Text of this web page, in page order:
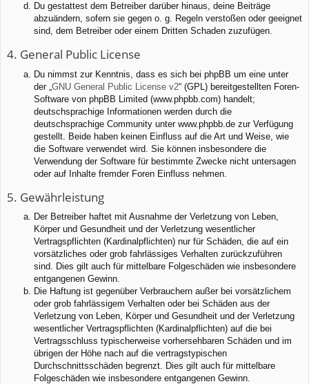
Du gestattest dem Betreiber darüber hinaus, deine Beiträge
abzuändern, sofern sie gegen o. g. Regeln verstoßen oder geeignet
sind, dem Betreiber oder einem Dritten Schaden zuzufügen.
4. General Public License
Du nimmst zur Kenntnis, dass es sich bei phpBB um eine unter
der „ GNU General Public License v2“ (GPL) bereitgestellten Foren-
Software von phpBB Limited (www.phpbb.com) handelt;
deutschsprachige Informationen werden durch die
deutschsprachige Community unter www.phpbb.de zur Verfügung
gestellt. Beide haben keinen Einfluss auf die Art und Weise, wie
die Software verwendet wird. Sie können insbesondere die
Verwendung der Software für bestimmte Zwecke nicht untersagen
oder auf Inhalte fremder Foren Einfluss nehmen.
5. Gewährleistung
Der Betreiber haftet mit Ausnahme der Verletzung von Leben,
Körper und Gesundheit und der Verletzung wesentlicher
Vertragspflichten (Kardinalpflichten) nur für Schäden, die auf ein
vorsätzliches oder grob fahrlässiges Verhalten zurückzuführen
sind. Dies gilt auch für mittelbare Folgeschäden wie insbesondere
entgangenen Gewinn.
Die Haftung ist gegenüber Verbrauchern außer bei vorsätzlichem
oder grob fahrlässigem Verhalten oder bei Schäden aus der
Verletzung von Leben, Körper und Gesundheit und der Verletzung
wesentlicher Vertragspflichten (Kardinalpflichten) auf die bei
Vertragsschluss typischerweise vorhersehbaren Schäden und im
übrigen der Höhe nach auf die vertragstypischen
Durchschnittsschäden begrenzt. Dies gilt auch für mittelbare
Folgeschäden wie insbesondere entgangenen Gewinn.